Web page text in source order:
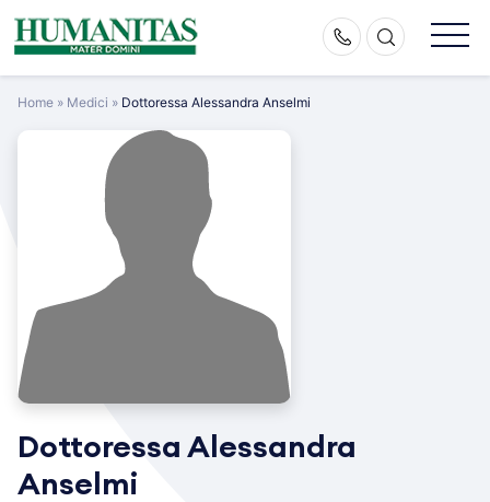
Skip
to
Home » Medici » Dottoressa Alessandra Anselmi
Dottoressa Alessandra
Anselmi